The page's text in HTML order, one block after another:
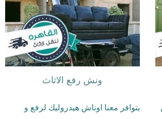
ونش رفع الاثاث
يتوافر معنا اوناش هيدروليك لرفع و